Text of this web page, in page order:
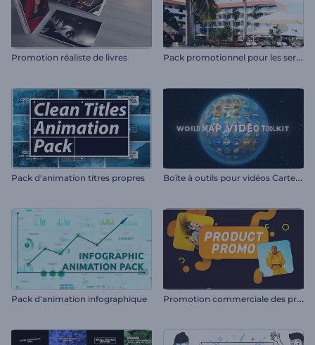
Promotion réaliste de livres P
ack promotionnel pour les services d'accueil
Pack d'animation titres propres B
oîte à outils pour vidéos Carte du monde
Pack d'animation infographique P
romotion commerciale des produits au détail